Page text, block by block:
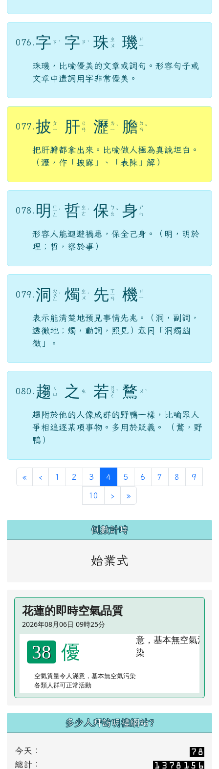
076. 字 ㄗ ˋ 字 ㄗ ˋ 珠 ㄓ
ㄨ
璣 ㄐ
ㄧ
珠璣，比喻優美的文章或詞句。形容句子或
文章中遣詞用字非常優美。
077. 披 ㄆ
ㄧ
肝 ㄍ
ㄢ
瀝 ㄌ
ㄧ ˋ 膽 ㄉ
ㄢ ˇ
把肝膽都拿出來。比喻做人極為真誠坦白。
（瀝，作「披露」、「表陳」解）
078. 明 ㄇ
ㄧ
ㄥ
ˊ 哲 ㄓ
ㄜ ˊ 保 ㄅ
ㄠ ˇ 身 ㄕ
ㄣ
形容人能迴避禍患，保全己身。（明，明於
理；哲，察於事）
079. 洞 ㄉ
ㄨ
ㄥ
ˋ 燭 ㄓ
ㄨ ˊ 先 ㄒ
ㄧ
ㄢ 機 ㄐ
ㄧ
表示能清楚地預見事情先兆。（洞，副詞，
透徹地；燭，動詞，照見）意同「洞燭幽
微」。
080. 趨
ㄑ
ㄩ
之 ㄓ 若 ㄖ
ㄨ
ㄛ
ˋ 鶩 ㄨ ˋ
趨附於他的人像成群的野鴨一樣，比喻眾人
爭相追逐某項事物。多用於貶義。 （鶩，野
鴨）
«第一頁
‹ 上一頁
1 2 3 4 (目前頁次)
5 6 7 8 9
10 ›下一頁
»最後頁
倒數計時
始業式
花蓮的即時空氣品質
2026年08月06日 09時25分
38 優
空氣質量令人滿意，基本無空氣污染
各類人群可正常活動
多少人拜訪明禮網站?
今天：
總計：